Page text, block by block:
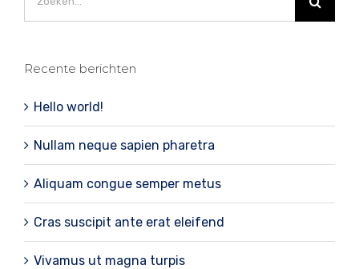
Recente berichten
Hello world!
Nullam neque sapien pharetra
Aliquam congue semper metus
Cras suscipit ante erat eleifend
Vivamus ut magna turpis